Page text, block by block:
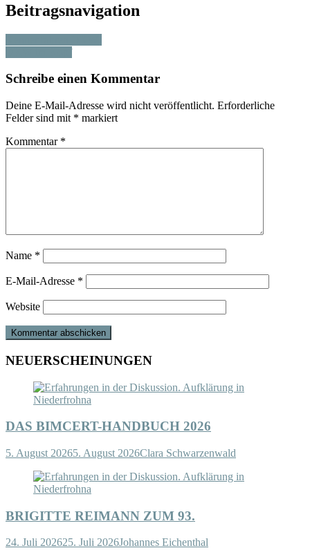
Beitragsnavigation
Schreibe einen Kommentar
Deine E-Mail-Adresse wird nicht veröffentlicht. Erforderliche
Felder sind mit * markiert
Kommentar *
Name *
E-Mail-Adresse *
Website
NEUERSCHEINUNGEN
DAS BIMCERT-HANDBUCH 2026
5. August 20265. August 2026Clara Schwarzenwald
BRIGITTE REIMANN ZUM 93.
24. Juli 202625. Juli 2026Johannes Eichenthal